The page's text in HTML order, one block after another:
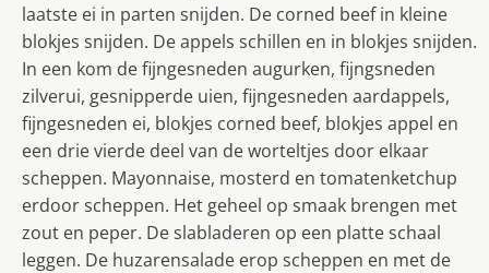
laatste ei in parten snijden. De corned beef in kleine
blokjes snijden. De appels schillen en in blokjes snijden.
In een kom de fijngesneden augurken, fijngsneden
zilverui, gesnipperde uien, fijngesneden aardappels,
fijngesneden ei, blokjes corned beef, blokjes appel en
een drie vierde deel van de worteltjes door elkaar
scheppen. Mayonnaise, mosterd en tomatenketchup
erdoor scheppen. Het geheel op smaak brengen met
zout en peper. De slabladeren op een platte schaal
leggen. De huzarensalade erop scheppen en met de